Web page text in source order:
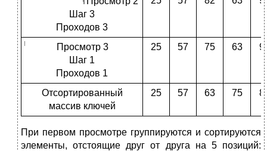
Шаг 3
Проходов 3
Просмотр 3
Шаг 1
Проходов 1
25 57 75 63
Отсортированный
массив ключей
25 57 63 75
При первом просмотре группируются и сортируются
элементы, отстоящие друг от друга на 5 позиций: